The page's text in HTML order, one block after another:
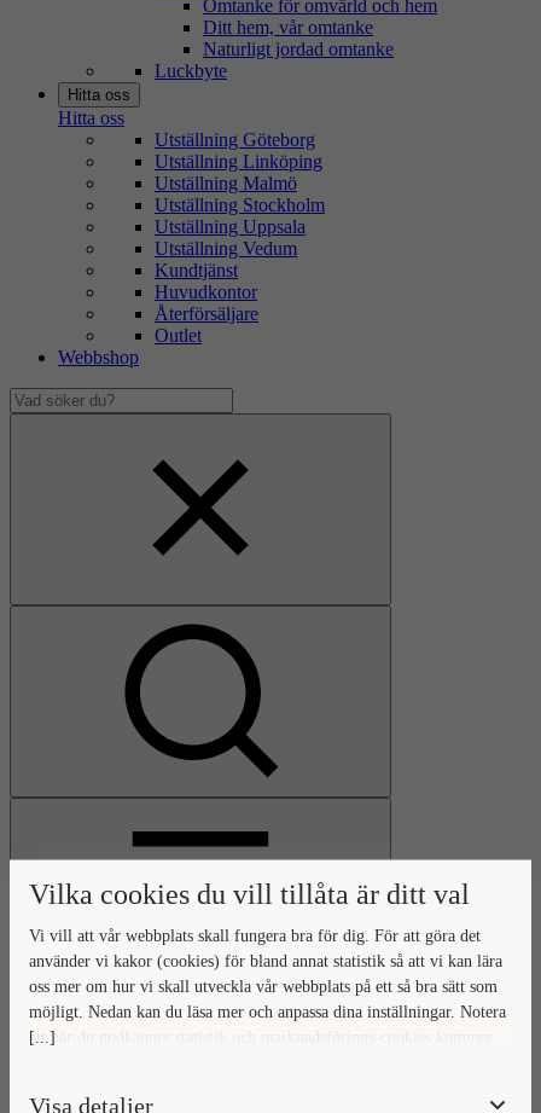
Vilka cookies du vill tillåta är ditt val
[...]
Vi vill att vår webbplats skall fungera bra för dig. För att göra det
använder vi kakor (cookies) för bland annat statistik så att vi kan lära
oss mer om hur vi skall utveckla vår webbplats på ett så bra sätt som
möjligt. Nedan kan du läsa mer och anpassa dina inställningar. Notera
att när du godkänner statistik och marknadsförings-cookies kommer
Visa detaljer
Omtanke för omvärld och hem
Ditt hem, vår omtanke
Naturligt jordad omtanke
Luckbyte
Hitta oss
Hitta oss
Utställning Göteborg
Utställning Linköping
Utställning Malmö
Utställning Stockholm
Utställning Uppsala
Utställning Vedum
Kundtjänst
Huvudkontor
Återförsäljare
Outlet
Webbshop
Vad
söker
Öppna
huvudmeny
GåStäng
huvudmeny